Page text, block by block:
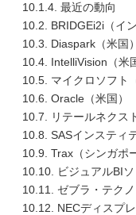
10.1.4. 最近の動向
10.2. BRIDGEi2i（イン
10.3. Diaspark（米国）
10.4. IntelliVision（米
10.5. マイクロソフト
10.6. Oracle（米国）
10.7. リテールネクス
10.8. SASインスティ
10.9. Trax（シンガポ
10.10. ビジュアルBIソ
10.11. ゼブラ・テクノ
10.12. NECディスプ